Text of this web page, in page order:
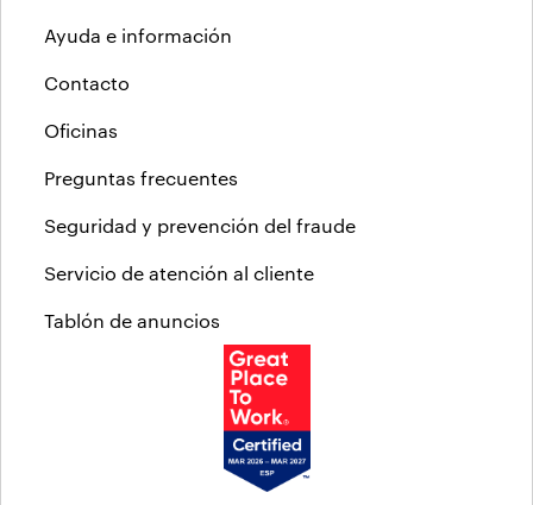
Ayuda e información
Contacto
Oficinas
Preguntas frecuentes
Seguridad y prevención del fraude
Servicio de atención al cliente
Tablón de anuncios